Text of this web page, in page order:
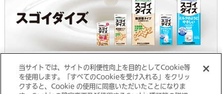
ブランドサイト
当サイトでは、サイトの利便性向上を目的としてCookie等
を使用します。「すべてのCookieを受け入れる」をクリッ
クすると、Cookie の使用に同意いただいたことになりま